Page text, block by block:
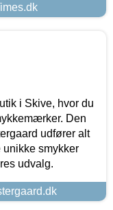
i Skive, hvor du
Den
udfører alt
unikke smykker
udvalg.